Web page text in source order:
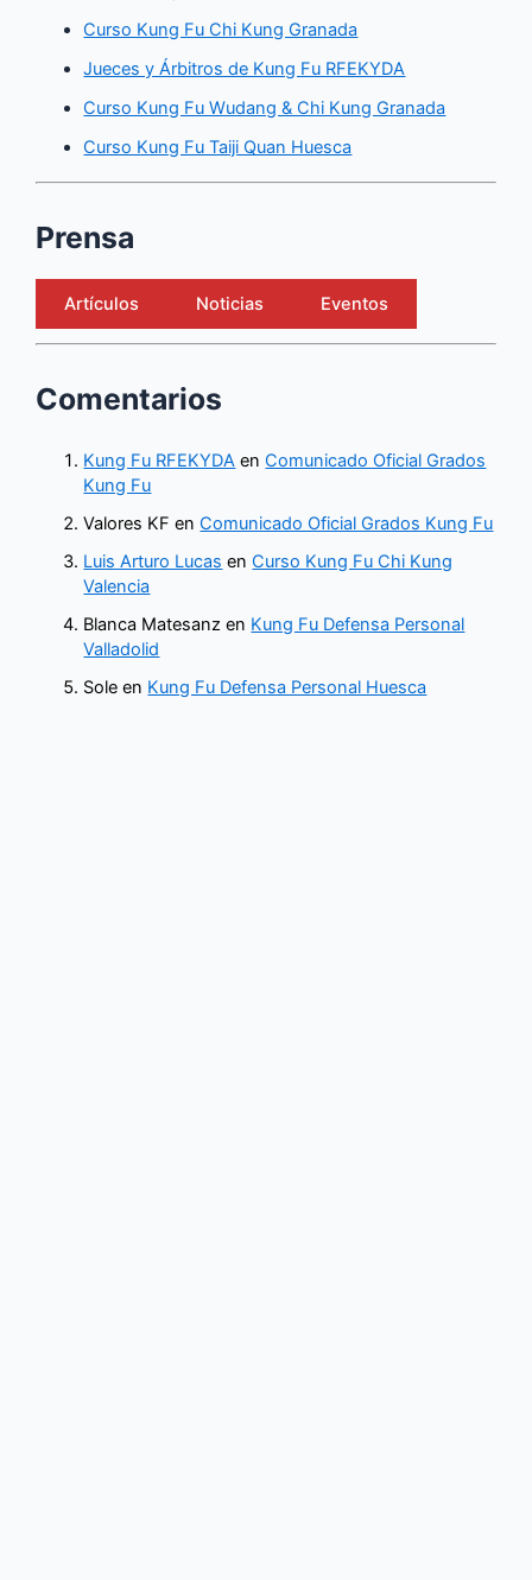
Curso Kung Fu Chi Kung Granada
Jueces y Árbitros de Kung Fu RFEKYDA
Curso Kung Fu Wudang & Chi Kung Granada
Curso Kung Fu Taiji Quan Huesca
Prensa
Artículos Noticias Eventos
Comentarios
Kung Fu RFEKYDA enComunicado Oficial Grados
Kung Fu
Valores KF enComunicado Oficial Grados Kung Fu
Luis Arturo Lucas enCurso Kung Fu Chi Kung
Valencia
Blanca Matesanz en Kung Fu Defensa Personal
Valladolid
Sole en Kung Fu Defensa Personal Huesca